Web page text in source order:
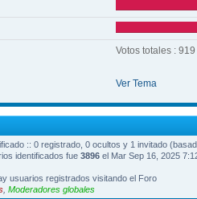
Votos totales : 919
Ver Tema
:: 0 registrado, 0 ocultos y 1 invitado
identificados fue 3896 el Mar Sep 16, 2025
usuarios registrados visitando el Foro
Moderadores globales